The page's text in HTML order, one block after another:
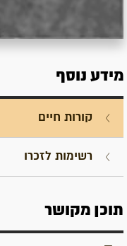
מידע נוסף
קורות חיים
רשימות לזכרו
תוכן מקושר